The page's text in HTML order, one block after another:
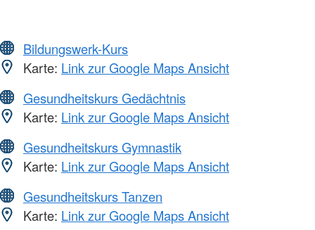
Bildungswerk-Kurs
Karte: Link zur Google Maps Ansicht
Gesundheitskurs Gedächtnis
Karte: Link zur Google Maps Ansicht
Gesundheitskurs Gymnastik
Karte: Link zur Google Maps Ansicht
Gesundheitskurs Tanzen
Karte: Link zur Google Maps Ansicht